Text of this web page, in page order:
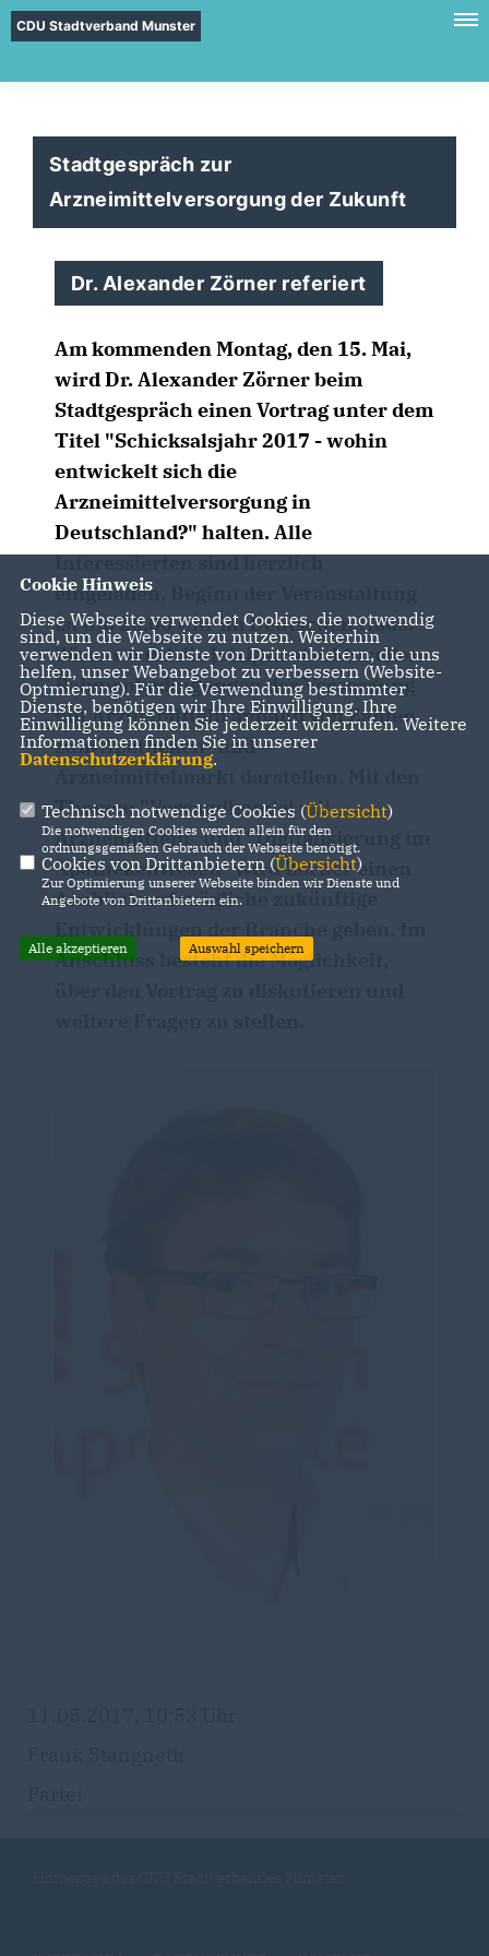
CDU Stadtverband Munster
Stadtgespräch zur
Arzneimittelversorgung der Zukunft
Dr. Alexander Zörner referiert
Am kommenden Montag, den 15. Mai,
wird Dr. Alexander Zörner beim
Stadtgespräch einen Vortrag unter dem
Titel "Schicksalsjahr 2017 - wohin
entwickelt sich die
Arzneimittelversorgung in
Deutschland?" halten. Alle
Interessierten sind herzlich
eingeladen, Beginn der Veranstaltung
ist um 20.00 Uhr im Deutschen Haus.
Zörner wird die jetzigen strukturellen
Rahmenbedingungen der Versorgung
mit Arzneimitteln anhand von Zahlen
zum Apotheken- und
Arzneimittelmarkt darstellen. Mit den
Themen "Versandhandel mit
Arzneimitteln" und "Digitalisierung im
Apothekenwesen" wird Zörner einen
Ausblick auf mögliche zukünftige
Anschluss besteht die Möglichkeit,
Cookie Hinweis
Diese Webseite verwendet Cookies, die notwendig
sind, um die Webseite zu nutzen. Weiterhin
verwenden wir Dienste von Drittanbietern, die uns
helfen, unser Webangebot zu verbessern (Website-
Optmierung). Für die Verwendung bestimmter
Dienste, benötigen wir Ihre Einwilligung. Ihre
Einwilligung können Sie jederzeit widerrufen. Weitere
Informationen finden Sie in unserer
Datenschutzerklärung.
Technisch notwendige Cookies (Übersicht)
Die notwendigen Cookies werden allein für den
ordnungsgemäßen Gebrauch der Webseite benötigt.
Cookies von Drittanbietern (Übersicht)
Zur Optimierung unserer Webseite binden wir Dienste und
Angebote von Drittanbietern ein.
Alle akzeptieren Auswahl speichern